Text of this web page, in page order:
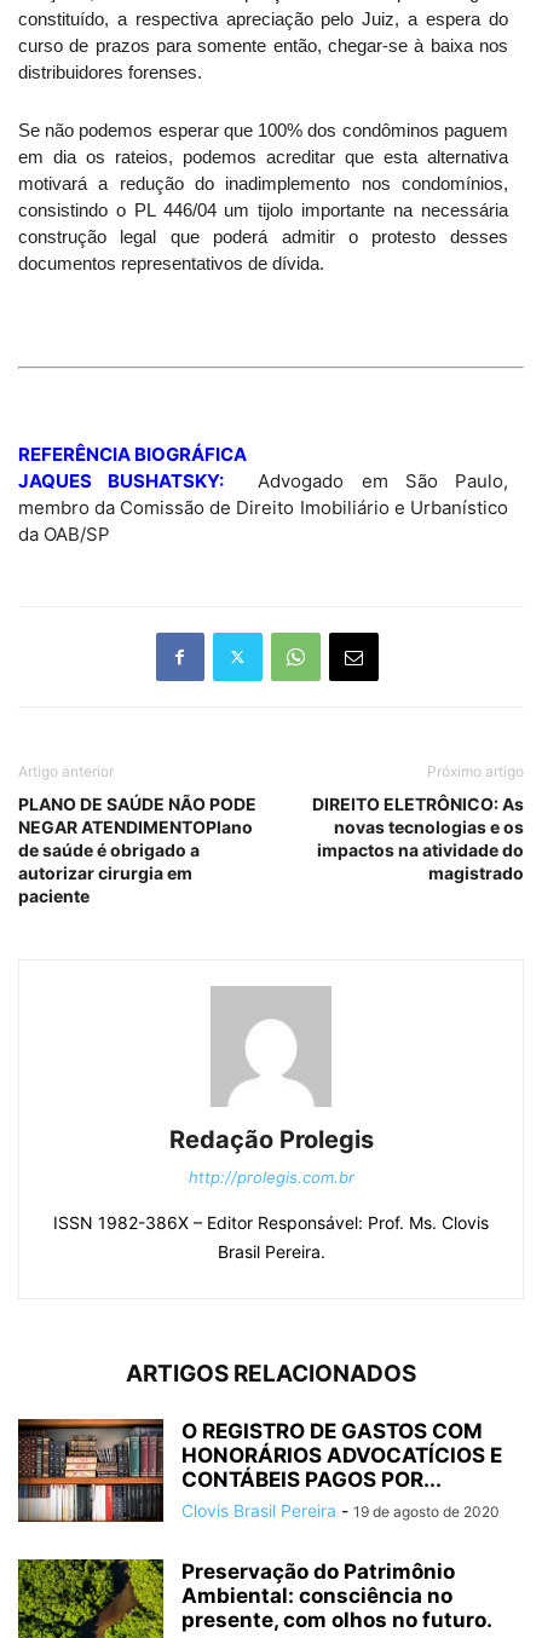
constituído, a respectiva apreciação pelo Juiz, a espera do
curso de prazos para somente então, chegar-se à baixa nos
distribuidores forenses.
Se não podemos esperar que 100% dos condôminos paguem
em dia os rateios, podemos acreditar que esta alternativa
motivará a redução do inadimplemento nos condomínios,
consistindo o PL 446/04 um tijolo importante na necessária
construção legal que poderá admitir o protesto desses
documentos representativos de dívida.
REFERÊNCIA BIOGRÁFICA
JAQUES BUSHATSKY:
Advogado em São Paulo,
membro da Comissão de Direito Imobiliário e Urbanístico
da OAB/SP
Artigo anterior
PLANO DE SAÚDE NÃO PODE
NEGAR ATENDIMENTOPlano
de saúde é obrigado a
autorizar cirurgia em
paciente
Próximo artigo
DIREITO ELETRÔNICO: As
novas tecnologias e os
impactos na atividade do
magistrado
Redação Prolegis
http://prolegis.com.br
ISSN 1982-386X – Editor Responsável: Prof. Ms. Clovis
Brasil Pereira.
ARTIGOS RELACIONADOS
O REGISTRO DE GASTOS COM
HONORÁRIOS ADVOCATÍCIOS E
CONTÁBEIS PAGOS POR...
Clovis Brasil Pereira - 19 de agosto de 2020
Preservação do Patrimônio
Ambiental: consciência no
presente, com olhos no futuro.